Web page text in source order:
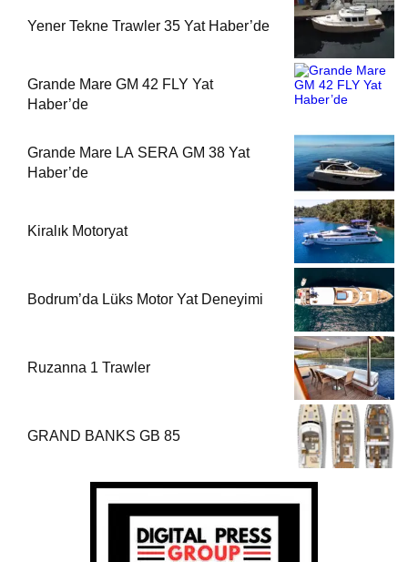
Yener Tekne Trawler 35 Yat Haber’de
Grande Mare GM 42 FLY Yat
Haber’de
Grande Mare LA SERA GM 38 Yat
Haber’de
Kiralık Motoryat
Bodrum’da Lüks Motor Yat Deneyimi
Ruzanna 1 Trawler
GRAND BANKS GB 85